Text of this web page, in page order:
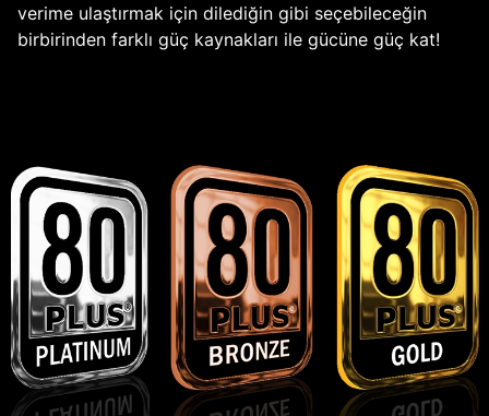
verime ulaştırmak için dilediğin gibi seçebileceğin
birbirinden farklı güç kaynakları ile gücüne güç kat!